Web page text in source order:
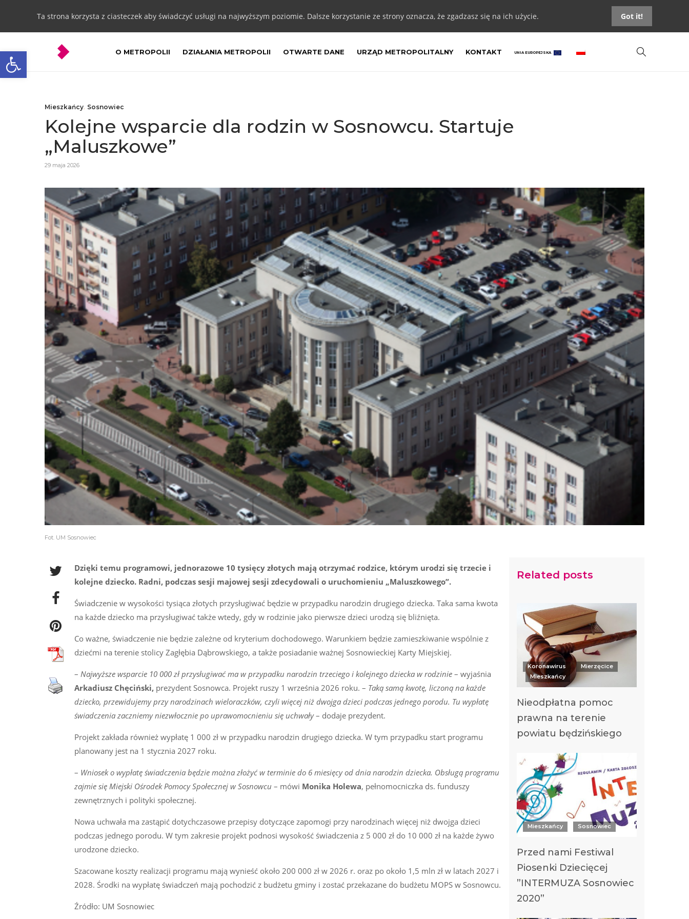
Otwórz pasek narzędzi
Ta strona korzysta z ciasteczek aby świadczyć usługi na najwyższym poziomie. Dalsze korzystanie ze strony oznacza, że zgadzasz się na ich użycie. Got it!
O METROPOLII DZIAŁANIA METROPOLII OTWARTE DANE URZĄD METROPOLITALNY KONTAKT UNIA EUROPEJSKA
Mieszkańcy, Sosnowiec
Kolejne wsparcie dla rodzin w Sosnowcu. Startuje
„Maluszkowe”
29 maja 2026
Fot. UM Sosnowiec
Dzięki temu programowi, jednorazowe 10 tysięcy złotych mają otrzymać rodzice, którym urodzi się trzecie i
kolejne dziecko. Radni, podczas sesji majowej sesji zdecydowali o uruchomieniu „Maluszkowego”.
Świadczenie w wysokości tysiąca złotych przysługiwać będzie w przypadku narodzin drugiego dziecka. Taka sama kwota
na każde dziecko ma przysługiwać także wtedy, gdy w rodzinie jako pierwsze dzieci urodzą się bliźnięta.
Co ważne, świadczenie nie będzie zależne od kryterium dochodowego. Warunkiem będzie zamieszkiwanie wspólnie z
dziećmi na terenie stolicy Zagłębia Dąbrowskiego, a także posiadanie ważnej Sosnowieckiej Karty Miejskiej.
– Najwyższe wsparcie 10 000 zł przysługiwać ma w przypadku narodzin trzeciego i kolejnego dziecka w rodzinie– wyjaśnia
Arkadiusz Chęciński,prezydent Sosnowca. Projekt ruszy 1 września 2026 roku. – Taką samą kwotę, liczoną na każde
dziecko, przewidujemy przy narodzinach wieloraczków, czyli więcej niż dwojga dzieci podczas jednego porodu. Tu wypłatę
świadczenia zaczniemy niezwłocznie po uprawomocnieniu się uchwały– dodaje prezydent.
Projekt zakłada również wypłatę 1 000 zł w przypadku narodzin drugiego dziecka. W tym przypadku start programu
planowany jest na 1 stycznia 2027 roku.
– Wniosek o wypłatę świadczenia będzie można złożyć w terminie do 6 miesięcy od dnia narodzin dziecka. Obsługą programu
zajmie się Miejski Ośrodek Pomocy Społecznej w Sosnowcu – mówi Monika Holewa, pełnomocniczka ds. funduszy
zewnętrznych i polityki społecznej.
Nowa uchwała ma zastąpić dotychczasowe przepisy dotyczące zapomogi przy narodzinach więcej niż dwojga dzieci
podczas jednego porodu. W tym zakresie projekt podnosi wysokość świadczenia z 5 000 zł do 10 000 zł na każde żywo
urodzone dziecko.
Szacowane koszty realizacji programu mają wynieść około 200 000 zł w 2026 r. oraz po około 1,5 mln zł w latach 2027 i
2028. Środki na wypłatę świadczeń mają pochodzić z budżetu gminy i zostać przekazane do budżetu MOPS w Sosnowcu.
Źródło: UM Sosnowiec
Related posts
Koronawirus
Mierzęcice
Mieszkańcy
Nieodpłatna pomoc
prawna na terenie
powiatu będzińskiego
Mieszkańcy Sosnowiec
Przed nami Festiwal
Piosenki Dziecięcej
”INTERMUZA Sosnowiec
2020”